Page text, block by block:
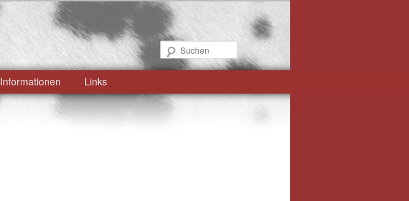
Suchen
Informationen Links